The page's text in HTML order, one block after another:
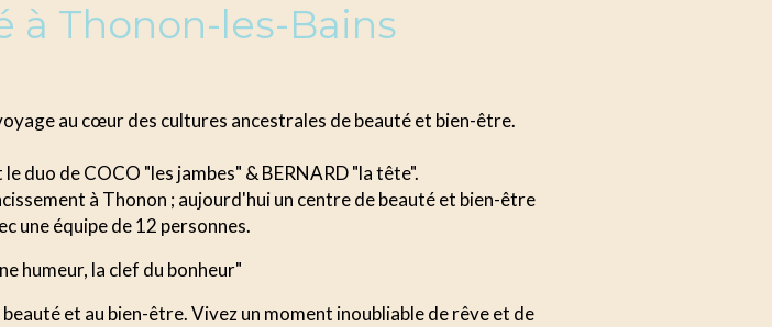
à Thonon-les-Bains
au cœur des cultures ancestrales de beauté et bien-être.
duo de COCO "les jambes" & BERNARD "la tête".
à Thonon ; aujourd'hui un centre de beauté et bien-être
une équipe de 12 personnes.
humeur, la clef du bonheur"
et au bien-être. Vivez un moment inoubliable de rêve et de